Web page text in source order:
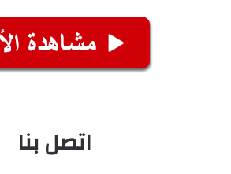
اتصل بنا